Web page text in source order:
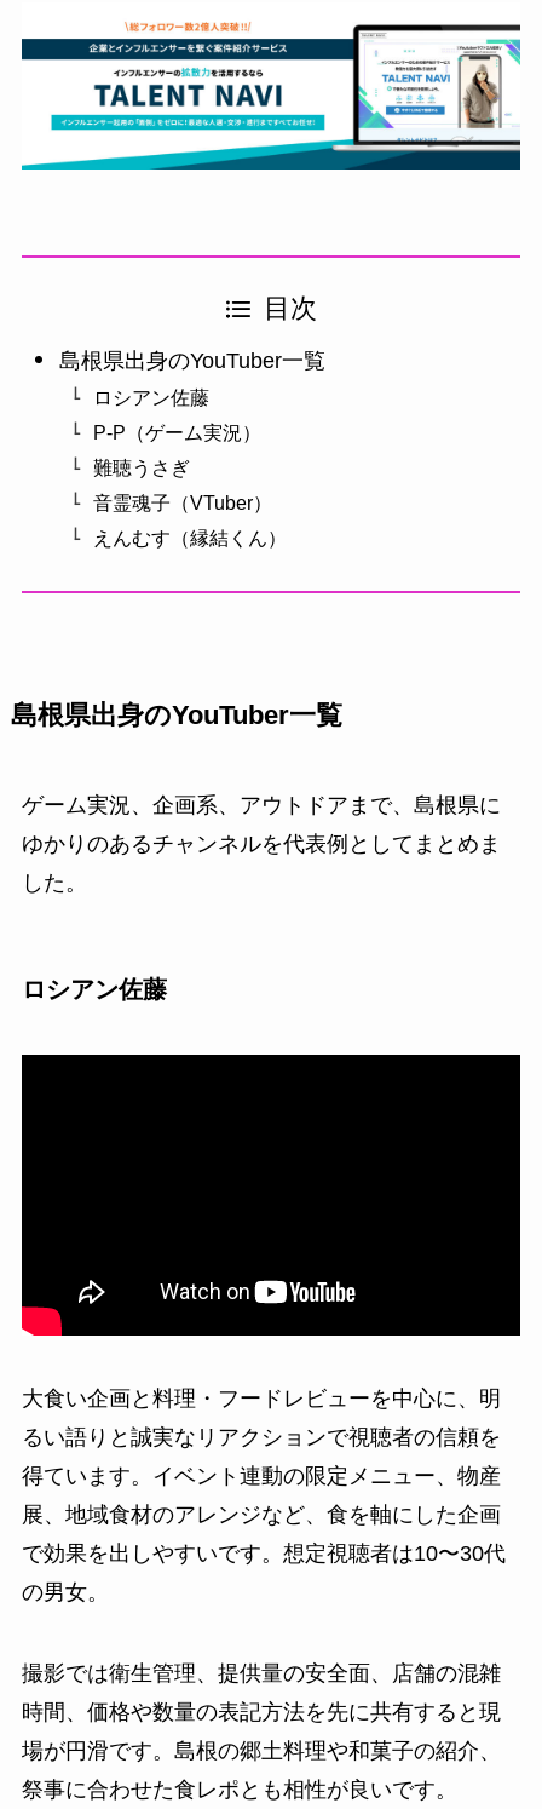
目次
島根県出身のYouTuber一覧
ロシアン佐藤
P-P（ゲーム実況）
難聴うさぎ
音霊魂子（VTuber）
えんむす（縁結くん）
島根県出身のYouTuber一覧
ゲーム実況、企画系、アウトドアまで、島根県に
ゆかりのあるチャンネルを代表例としてまとめま
した。
ロシアン佐藤
大食い企画と料理・フードレビューを中心に、明
るい語りと誠実なリアクションで視聴者の信頼を
得ています。イベント連動の限定メニュー、物産
展、地域食材のアレンジなど、食を軸にした企画
で効果を出しやすいです。想定視聴者は10〜30代
の男女。
撮影では衛生管理、提供量の安全面、店舗の混雑
時間、価格や数量の表記方法を先に共有すると現
場が円滑です。島根の郷土料理や和菓子の紹介、
祭事に合わせた食レポとも相性が良いです。